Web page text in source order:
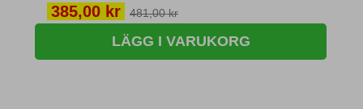
Pris
385,00 kr 481,00 kr
LÄGG I VARUKORG